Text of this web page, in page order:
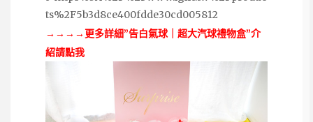
ts%2F5b3d8ce400fdde30cd005812
→→→→更多詳細”告白氣球｜超大汽球禮物盒”介
紹請點我